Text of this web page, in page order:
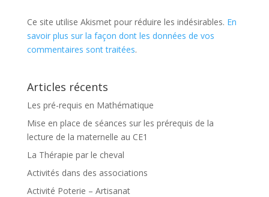
Ce site utilise Akismet pour réduire les indésirables. En
savoir plus sur la façon dont les données de vos
commentaires sont traitées.
Articles récents
Les pré-requis en Mathématique
Mise en place de séances sur les prérequis de la
lecture de la maternelle au CE1
La Thérapie par le cheval
Activités dans des associations
Activité Poterie – Artisanat